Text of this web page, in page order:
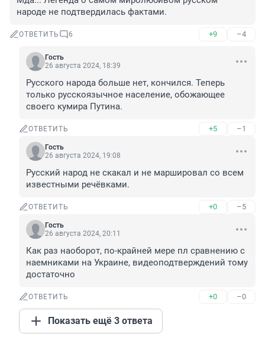
народе не подтвердилась фактами.
ОТВЕТИТЬ 6 +9 –4
Гость
26 августа 2024, 18:39
Русского народа больше нет, кончился. Теперь
только русскоязычное население, обожающее
своего кумира Путина.
ОТВЕТИТЬ +5 –1
Гость
26 августа 2024, 19:08
Русский народ не скакал и не маршировал со всем
известными речёвками.
ОТВЕТИТЬ +0 –5
Гость
26 августа 2024, 20:11
Как раз наоборот, по-крайней мере пл сравнению с
наемниками на Украине, видеоподтверждений тому
достаточно
ОТВЕТИТЬ +0 –0
Показать ещё 3 ответа